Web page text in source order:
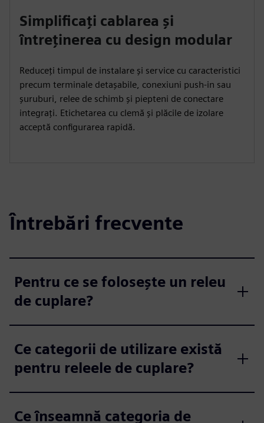
Simplificați cablarea și
întreținerea cu design modular
Reduceți timpul de instalare și service cu caracteristici
precum terminale detașabile, conexiuni push-in sau
șuruburi, relee de schimb și piepteni de conectare
integrați. Etichetarea cu clemă și plăcile de izolare
acceptă configurarea rapidă.
Întrebări frecvente
Pentru ce se folosește un releu
de cuplare?
Ce categorii de utilizare există
pentru releele de cuplare?
Ce înseamnă categoria de